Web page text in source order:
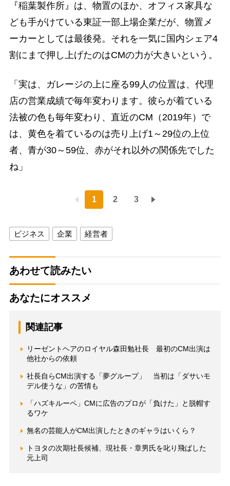
『稲葉製作所』は、物置のほか、オフィス家具な
ども手がけている東証一部上場企業だが、物置メ
ーカーとしては最後発。それを一気に国内シェア4
割にまで押し上げたのはCMの力が大きいという。
「実は、ガレージの上に座る99人の位置は、代理
店の営業成績で毎年変わります。彼らが着ている
法被の色も毎年変わり、直近のCM（2019年）で
は、黄色を着ているのは売り上げ1～29位の上位
者、青が30～59位、赤がそれ以外の関係先でした
ね」
1 2 3
ビジネス 企業 経営者
あわせて読みたい
あなたにオススメ
関連記事
リーゼントヘアのロイヤル森田勉社長 最初のCM出演は
他社からの依頼
社長自らCM出演する「夢グループ」 当初は「ダサいモ
デル使うな」の苦情も
「ハズキルーペ」CMに広告のプロが「負けた」と脱帽す
るワケ
無名の芸能人がCM出演したときのギャラはいくら？
トヨタの次期社長候補、現社長・章男氏を叱り飛ばした
元上司